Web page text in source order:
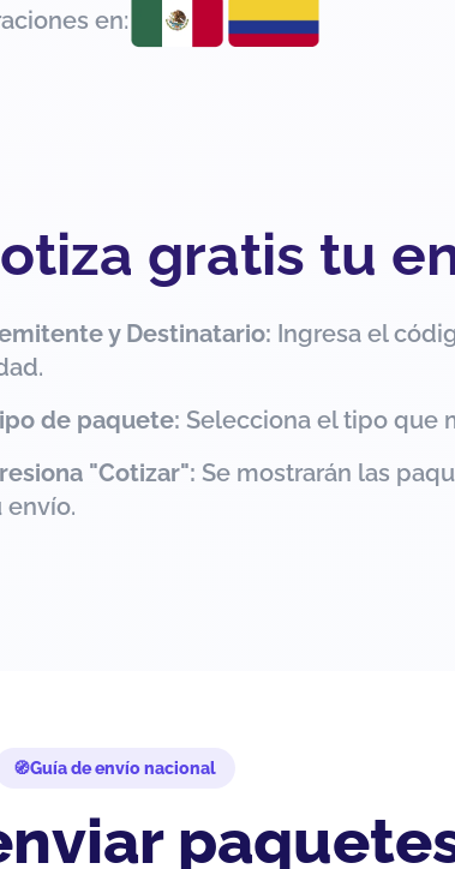
en:
gratis tu
y Destinatario: Ingresa el
de paquete: Selecciona el tipo que
"Cotizar": Se mostrarán las
envío.
Guía de envío nacional